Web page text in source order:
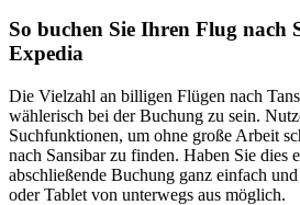
So buchen Sie Ihren Flug nach
Expedia
Die Vielzahl an billigen Flügen nach
wählerisch bei der Buchung zu sein.
Suchfunktionen, um ohne große Arbeit
nach Sansibar zu finden. Haben Sie dies
abschließende Buchung ganz einfach
oder Tablet von unterwegs aus möglich.